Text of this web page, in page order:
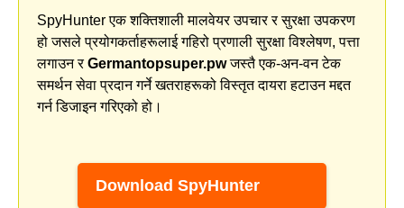
SpyHunter एक शक्तिशाली मालवेयर उपचार र सुरक्षा उपकरण
हो जसले प्रयोगकर्ताहरूलाई गहिरो प्रणाली सुरक्षा विश्लेषण, पत्ता
लगाउन रGermantopsuper.pwजस्तै एक-अन-वन टेक
समर्थन सेवा प्रदान गर्ने खतराहरूको विस्तृत दायरा हटाउन मद्दत
गर्न डिजाइन गरिएको हो।
Download SpyHunter